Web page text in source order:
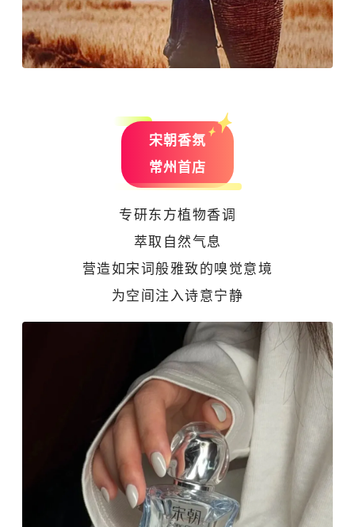
宋朝香氛
常州首店
专研东方植物香调
萃取自然气息
营造如宋词般雅致的嗅觉意境
为空间注入诗意宁静